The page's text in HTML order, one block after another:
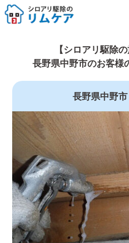
【シロアリ駆除の
長野県中野市のお客様
長野県中野